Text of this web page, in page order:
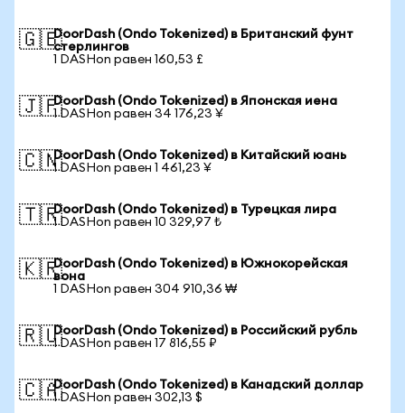
🇬🇧DoorDash (Ondo Tokenized) в Британский фунт
стерлингов
1 DASHon равен 160,53 £
🇯🇵DoorDash (Ondo Tokenized) в Японская иена
1 DASHon равен 34 176,23 ¥
🇨🇳DoorDash (Ondo Tokenized) в Китайский юань
1 DASHon равен 1 461,23 ¥
🇹🇷DoorDash (Ondo Tokenized) в Турецкая лира
1 DASHon равен 10 329,97 ₺
🇰🇷DoorDash (Ondo Tokenized) в Южнокорейская
вона
1 DASHon равен 304 910,36 ₩
🇷🇺DoorDash (Ondo Tokenized) в Российский рубль
1 DASHon равен 17 816,55 ₽
🇨🇦DoorDash (Ondo Tokenized) в Канадский доллар
1 DASHon равен 302,13 $